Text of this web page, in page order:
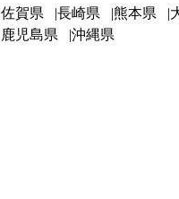
佐賀県 長崎県 熊本県
鹿児島県 沖縄県